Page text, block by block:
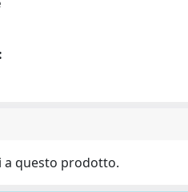
a questo prodotto.